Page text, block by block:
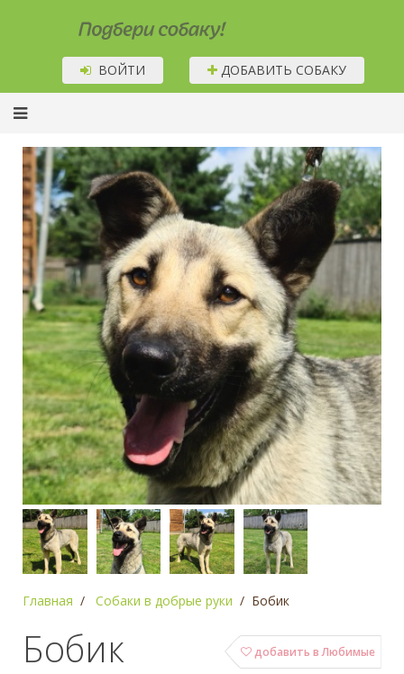
Подбери собаку!
ВОЙТИ ДОБАВИТЬ СОБАКУ
Главная Собаки в добрые руки Бобик
добавить в Любимые
Бобик